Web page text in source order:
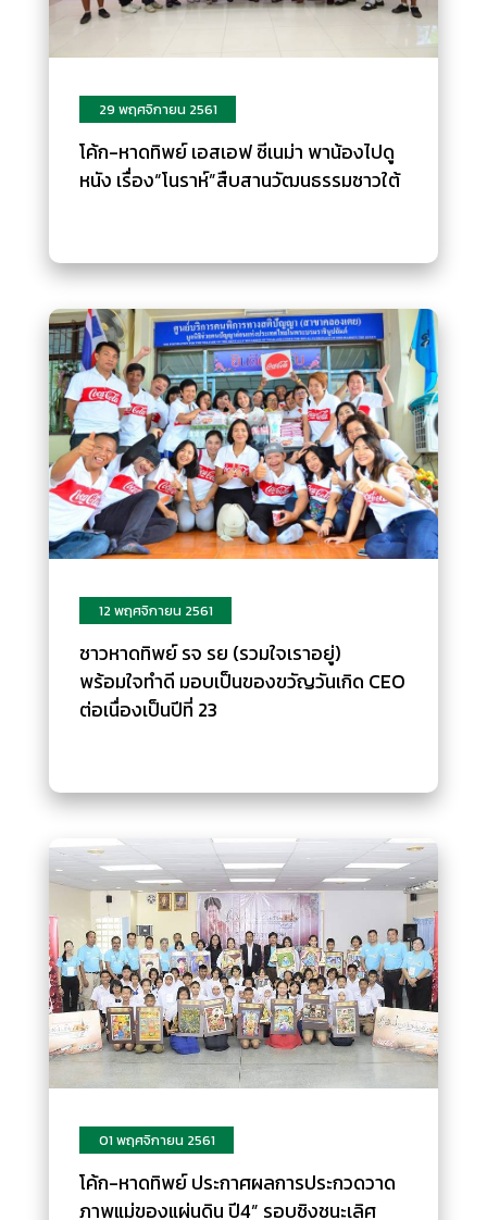
29 พฤศจิกายน 2561
โค้ก-หาดทิพย์ เอสเอฟ ซีเนม่า พาน้องไปดู
หนัง เรื่อง“โนราห์”สืบสานวัฒนธรรมชาวใต้
12 พฤศจิกายน 2561
ชาวหาดทิพย์ รจ รย (รวมใจเราอยู่)
พร้อมใจทำดี มอบเป็นของขวัญวันเกิด CEO
ต่อเนื่องเป็นปีที่ 23
01 พฤศจิกายน 2561
โค้ก-หาดทิพย์ ประกาศผลการประกวดวาด
ภาพแม่ของแผ่นดิน ปี4” รอบชิงชนะเลิศ